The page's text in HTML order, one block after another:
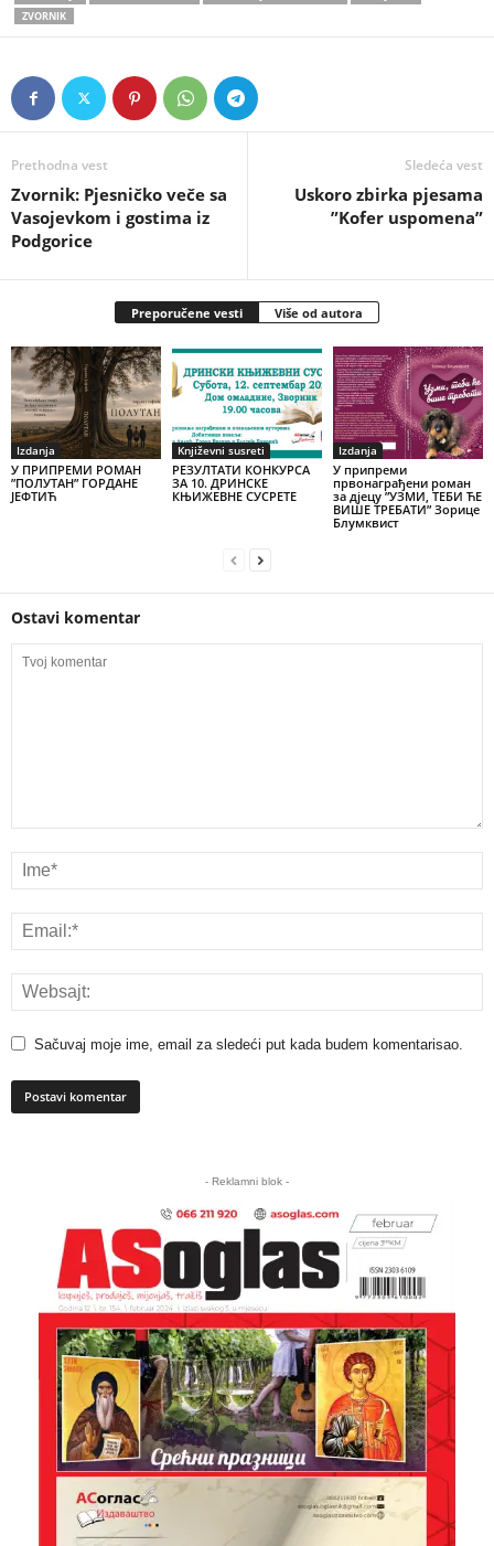
ZVORNIK
Prethodna vest
Zvornik: Pjesničko veče sa
Vasojevkom i gostima iz
Podgorice
Sledeća vest
Uskoro zbirka pjesama
”Kofer uspomena”
Preporučene vesti Više od autora
Izdanja
У ПРИПРЕМИ РОМАН
”ПОЛУТАН” ГОРДАНЕ
ЈЕФТИЋ
Književni susreti
РЕЗУЛТАТИ КОНКУРСА
ЗА 10. ДРИНСКЕ
КЊИЖЕВНЕ СУСРЕТЕ
Izdanja
У припреми
првонаграђени роман
за дјецу ”УЗМИ, ТЕБИ ЋЕ
ВИШЕ ТРЕБАТИ” Зорице
Блумквист
Ostavi komentar
Sačuvaj moje ime, email za sledeći put kada budem komentarisao.
- Reklamni blok -